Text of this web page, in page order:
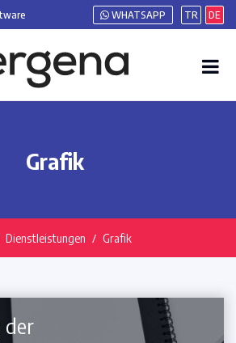
TR DE
WHATSAPP
Grafik
Dienstleistungen Grafik